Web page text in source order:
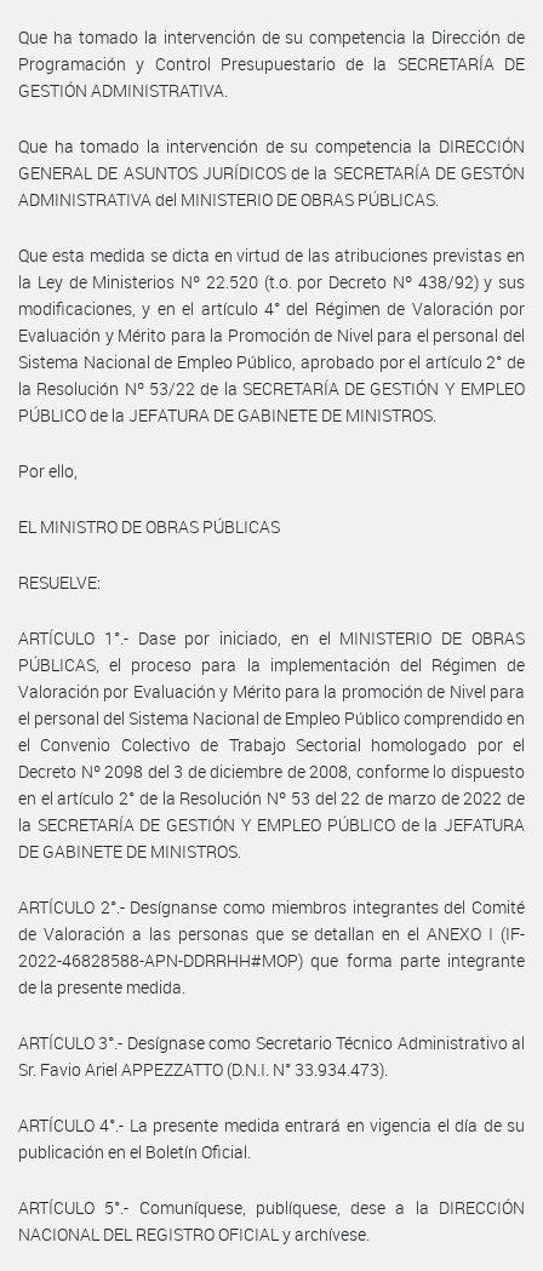
Que ha tomado la intervención de su competencia la Dirección de
Programación y Control Presupuestario de la SECRETARÍA DE
GESTIÓN ADMINISTRATIVA.
Que ha tomado la intervención de su competencia la DIRECCIÓN
GENERAL DE ASUNTOS JURÍDICOS de la SECRETARÍA DE GESTÓN
ADMINISTRATIVA del MINISTERIO DE OBRAS PÚBLICAS.
Que esta medida se dicta en virtud de las atribuciones previstas en
la Ley de Ministerios Nº 22.520 (t.o. por Decreto Nº 438/92) y sus
modificaciones, y en el artículo 4° del Régimen de Valoración por
Evaluación y Mérito para la Promoción de Nivel para el personal del
Sistema Nacional de Empleo Público, aprobado por el artículo 2° de
la Resolución Nº 53/22 de la SECRETARÍA DE GESTIÓN Y EMPLEO
PÚBLICO de la JEFATURA DE GABINETE DE MINISTROS.
Por ello,
EL MINISTRO DE OBRAS PÚBLICAS
RESUELVE:
ARTÍCULO 1°.- Dase por iniciado, en el MINISTERIO DE OBRAS
PÚBLICAS, el proceso para la implementación del Régimen de
Valoración por Evaluación y Mérito para la promoción de Nivel para
el personal del Sistema Nacional de Empleo Público comprendido en
el Convenio Colectivo de Trabajo Sectorial homologado por el
Decreto Nº 2098 del 3 de diciembre de 2008, conforme lo dispuesto
en el artículo 2° de la Resolución Nº 53 del 22 de marzo de 2022 de
la SECRETARÍA DE GESTIÓN Y EMPLEO PÚBLICO de la JEFATURA
DE GABINETE DE MINISTROS.
ARTÍCULO 2°.- Desígnanse como miembros integrantes del Comité
de Valoración a las personas que se detallan en el ANEXO I (IF-
2022-46828588-APN-DDRRHH#MOP) que forma parte integrante
de la presente medida.
ARTÍCULO 3°.- Desígnase como Secretario Técnico Administrativo al
Sr. Favio Ariel APPEZZATTO (D.N.I. N° 33.934.473).
ARTÍCULO 4°.- La presente medida entrará en vigencia el día de su
publicación en el Boletín Oficial.
ARTÍCULO 5°.- Comuníquese, publíquese, dese a la DIRECCIÓN
NACIONAL DEL REGISTRO OFICIAL y archívese.